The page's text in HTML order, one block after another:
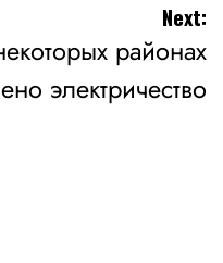
Next:
районах
электричество